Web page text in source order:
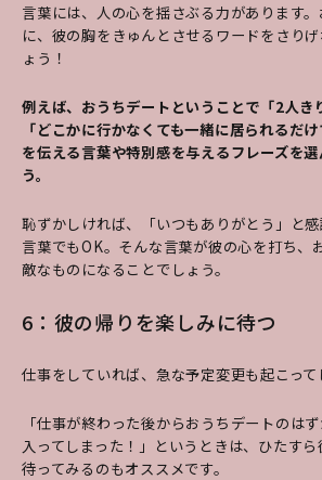
言葉には、人の心を揺さぶる力があります
に、彼の胸をきゅんとさせるワードをさり
ょう！
例えば、おうちデートということで「2人き
「どこかに行かなくても一緒に居られるだ
を伝える言葉や特別感を与えるフレーズを
う。
恥ずかしければ、「いつもありがとう」と
言葉でもOK。そんな言葉が彼の心を打ち、
敵なものになることでしょう。
6：彼の帰りを楽しみに待つ
仕事をしていれば、急な予定変更も起こって
「仕事が終わった後からおうちデートのは
入ってしまった！」というときは、ひたす
待ってみるのもオススメです。